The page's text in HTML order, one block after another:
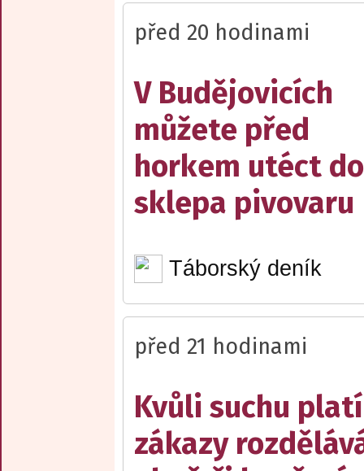
před 20 hodinami
V Budějovicích
můžete před
horkem utéct do
sklepa pivovaru
Táborský deník
před 21 hodinami
Kvůli suchu
zákazy